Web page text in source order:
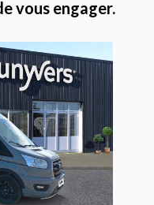
vous engager.